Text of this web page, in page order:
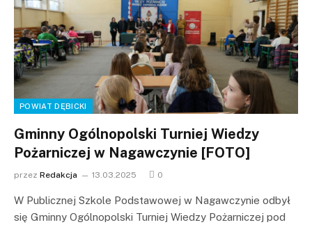
POWIAT DĘBICKI
Gminny Ogólnopolski Turniej Wiedzy
Pożarniczej w Nagawczynie [FOTO]
przez Redakcja 13.03.2025 0
W Publicznej Szkole Podstawowej w Nagawczynie odbył
się Gminny Ogólnopolski Turniej Wiedzy Pożarniczej pod